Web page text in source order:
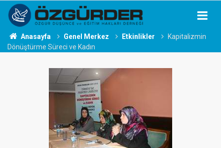
Anasayfa Genel Merkez Etkinlikler
Kapitalizmin
Dönüştürme Süreci ve Kadın